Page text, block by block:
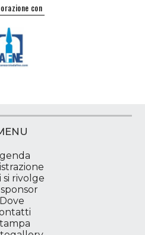
con
si rivolge
Dove